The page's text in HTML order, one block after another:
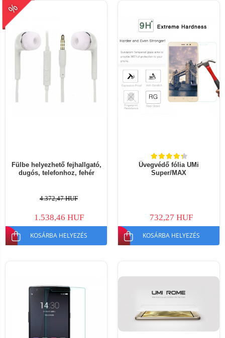
%
Fülbe helyezhető fejhallgató,
dugós, telefonhoz, fehér
4.372,47 HUF
1.538,46 HUF
KOSÁRBA HELYEZÉS
Üvegvédő fólia UMi
Super/MAX
732,27 HUF
KOSÁRBA HELYEZÉS